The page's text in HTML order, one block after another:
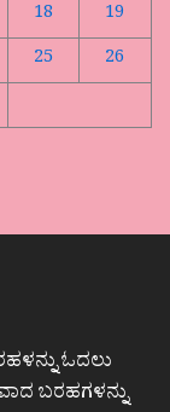
18
19
25
26
ಓದಲು
ಬರಹಗಳನ್ನು